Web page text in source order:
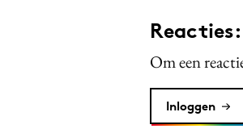
Reacties:
Om een
Inloggen